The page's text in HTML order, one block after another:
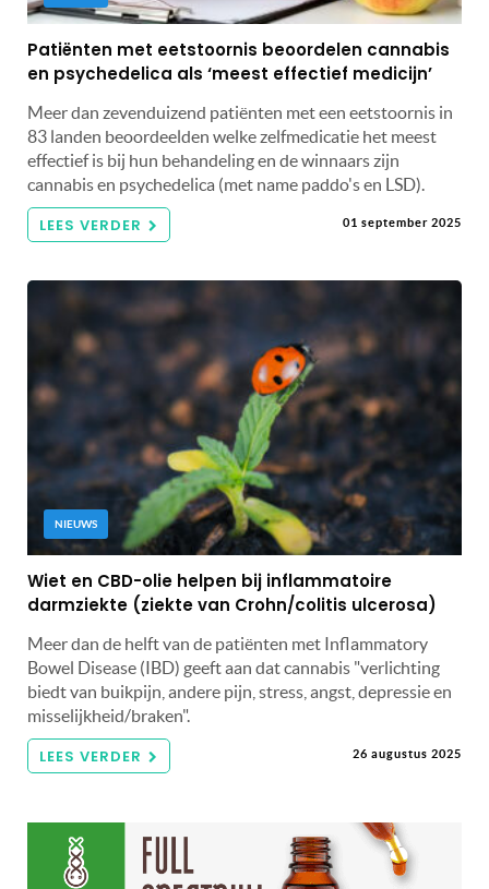
Patiënten met eetstoornis beoordelen cannabis
en psychedelica als ‘meest effectief medicijn’
Meer dan zevenduizend patiënten met een eetstoornis in
83 landen beoordeelden welke zelfmedicatie het meest
effectief is bij hun behandeling en de winnaars zijn
cannabis en psychedelica (met name paddo's en LSD).
LEES VERDER 01 september 2025
NIEUWS
Wiet en CBD-olie helpen bij inflammatoire
darmziekte (ziekte van Crohn/colitis ulcerosa)
Meer dan de helft van de patiënten met Inflammatory
Bowel Disease (IBD) geeft aan dat cannabis "verlichting
biedt van buikpijn, andere pijn, stress, angst, depressie en
misselijkheid/braken".
LEES VERDER 26 augustus 2025